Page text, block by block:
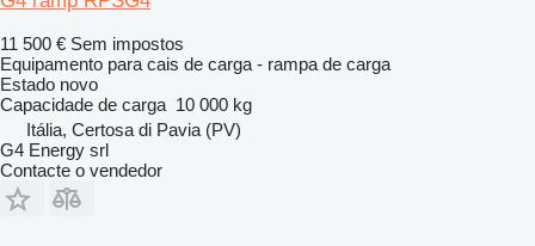
11 500 € Sem impostos
Equipamento para cais de carga - rampa de carga
Estado novo
Capacidade de carga 10 000 kg
Itália, Certosa di Pavia (PV)
G4 Energy srl
Contacte o vendedor